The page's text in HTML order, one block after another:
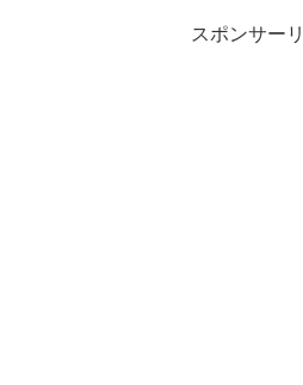
スポンサー